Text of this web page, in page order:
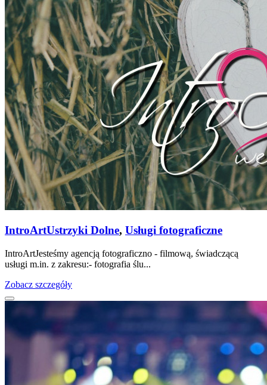
IntroArtUstrzyki Dolne, Usługi fotograficzne
IntroArtJesteśmy agencją fotograficzno - filmową, świadczącą
usługi m.in. z zakresu:- fotografia ślu...
Zobacz szczegóły